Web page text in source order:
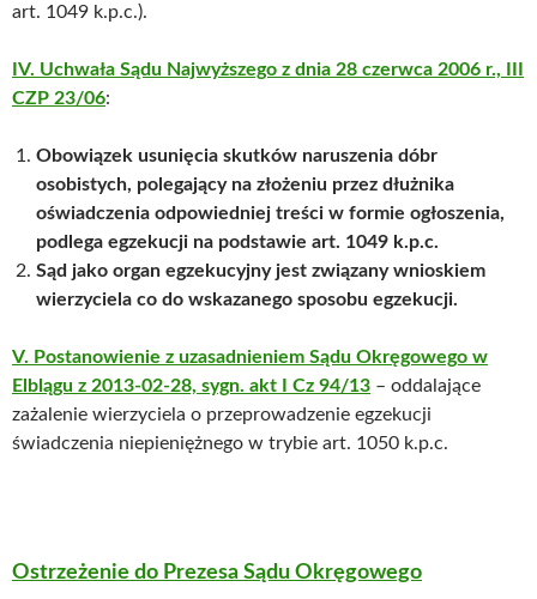
art. 1049 k.p.c.).
IV. Uchwała Sądu Najwyższego z dnia 28 czerwca 2006 r., III
CZP 23/06:
Obowiązek usunięcia skutków naruszenia dóbr
osobistych, polegający na złożeniu przez dłużnika
oświadczenia odpowiedniej treści w formie ogłoszenia,
podlega egzekucji na podstawie art. 1049 k.p.c.
Sąd jako organ egzekucyjny jest związany wnioskiem
wierzyciela co do wskazanego sposobu egzekucji.
V. Postanowienie z uzasadnieniem Sądu Okręgowego w
Elblągu z 2013-02-28, sygn. akt I Cz 94/13 – oddalające
zażalenie wierzyciela o przeprowadzenie egzekucji
świadczenia niepieniężnego w trybie art. 1050 k.p.c.
Ostrzeżenie do Prezesa Sądu Okręgowego